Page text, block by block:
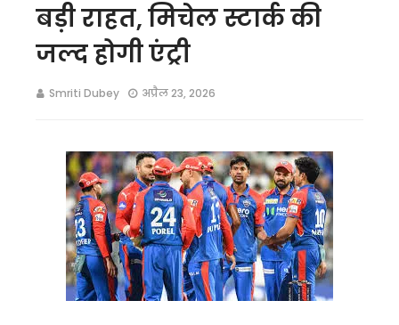
बड़ी राहत, मिचेल स्टार्क की
जल्द होगी एंट्री
Smriti Dubey अप्रैल 23, 2026